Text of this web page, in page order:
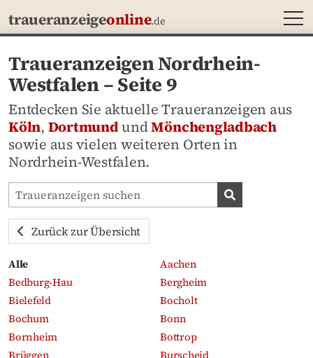
traueranzeigeonline.de
Traueranzeigen Nordrhein-
Westfalen – Seite 9
Entdecken Sie aktuelle Traueranzeigen aus
Köln, DortmundundMönchengladbach
sowie aus vielen weiteren Orten in
Nordrhein-Westfalen.
Traueranzeigen-Portal durchsuchen
Zurück zur Übersicht
Alle
Aachen
Bedburg-Hau
Bergheim
Bielefeld
Bocholt
Bochum
Bonn
Bornheim
Bottrop
Brüggen
Burscheid